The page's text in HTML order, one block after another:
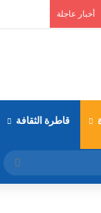
أخبار عاجلة
قاطرة الثقافة
بحث
عن